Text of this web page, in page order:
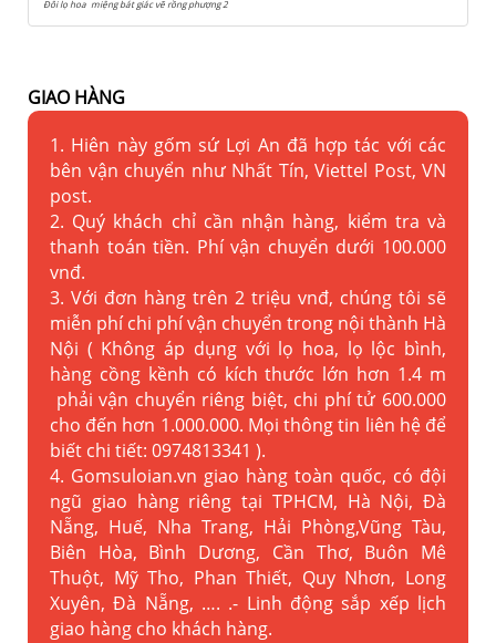
Đôi lọ hoa miệng bát giác vẽ rồng phượng 2
GIAO HÀNG
1. Hiên này gốm sứ Lợi An đã hợp tác với các
bên vận chuyển như Nhất Tín, Viettel Post, VN
post.
2. Quý khách chỉ cần nhận hàng, kiểm tra và
thanh toán tiền. Phí vận chuyển dưới 100.000
vnđ.
3. Với đơn hàng trên 2 triệu vnđ, chúng tôi sẽ
miễn phí chi phí vận chuyển trong nội thành Hà
Nội ( Không áp dụng với lọ hoa, lọ lộc bình,
hàng cồng kềnh có kích thước lớn hơn 1.4 m
phải vận chuyển riêng biệt, chi phí tử 600.000
cho đến hơn 1.000.000. Mọi thông tin liên hệ để
biết chi tiết: 0974813341 ).
4. Gomsuloian.vn giao hàng toàn quốc, có đội
ngũ giao hàng riêng tại TPHCM, Hà Nội, Đà
Nẵng, Huế, Nha Trang, Hải Phòng,Vũng Tàu,
Biên Hòa, Bình Dương, Cần Thơ, Buôn Mê
Thuột, Mỹ Tho, Phan Thiết, Quy Nhơn, Long
Xuyên, Đà Nẵng, …. .- Linh động sắp xếp lịch
giao hàng cho khách hàng.